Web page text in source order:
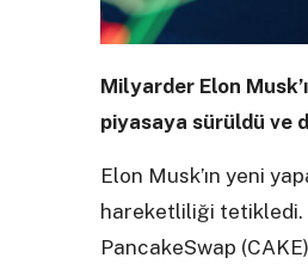
Milyarder Elon
piyasaya sürüldü ve
Elon Musk’ın yeni
hareketliliği tetikledi.
PancakeSwap